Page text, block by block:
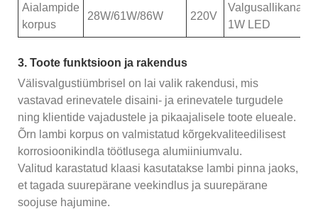
Aialampide
korpus
28W/61W/86W 220V
Valgusallikana
1W LED
3. Toote funktsioon ja rakendus
Välisvalgustiümbrisel on lai valik rakendusi, mis
vastavad erinevatele disaini- ja erinevatele turgudele
ning klientide vajadustele ja pikaajalisele toote elueale.
Õrn lambi korpus on valmistatud kõrgekvaliteedilisest
korrosioonikindla töötlusega alumiiniumvalu.
Valitud karastatud klaasi kasutatakse lambi pinna jaoks,
et tagada suurepärane veekindlus ja suurepärane
soojuse hajumine.